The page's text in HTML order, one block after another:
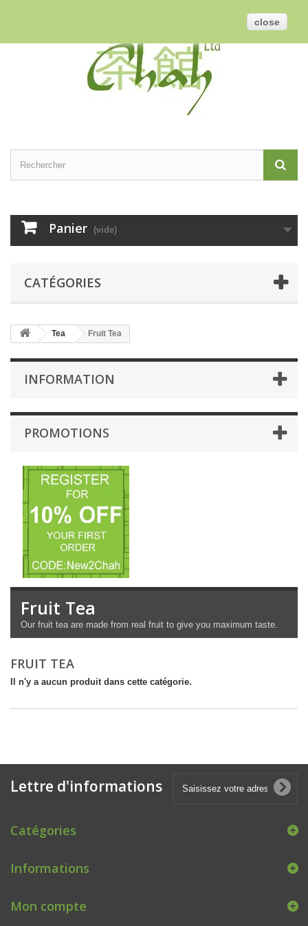
Connexion
Panier (vide)
CATÉGORIES
Tea Fruit Tea
INFORMATION
PROMOTIONS
Fruit Tea
Our fruit tea are made from real fruit to give you maximum taste.
FRUIT TEA
Il n'y a aucun produit dans cette catégorie.
Lettre d'informations
Catégories
Informations
Mon compte
close